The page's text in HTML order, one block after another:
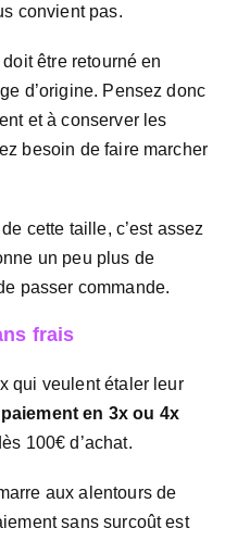
convient pas.
être retourné en
d’origine. Pensez donc
et à conserver les
besoin de faire marcher
cette taille, c’est assez
un peu plus de
passer commande.
frais
qui veulent étaler leur
paiement en 3x ou 4x
100€ d’achat.
aux alentours de
sans surcoût est